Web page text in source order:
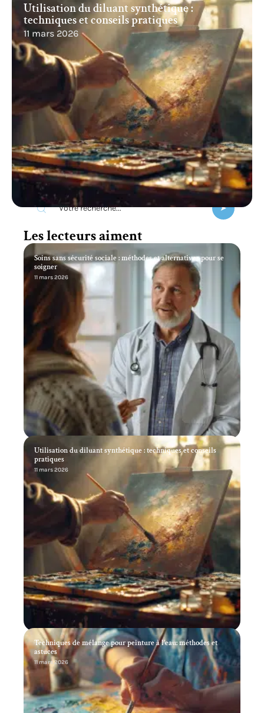
Utilisation du diluant synthétique :
techniques et conseils pratiques
11 mars 2026
Recherche
Les lecteurs aiment
Soins sans sécurité sociale : méthodes et alternatives pour se
soigner
11 mars 2026
Utilisation du diluant synthétique : techniques et conseils
pratiques
11 mars 2026
Techniques de mélange pour peinture à l’eau: méthodes et
astuces
11 mars 2026